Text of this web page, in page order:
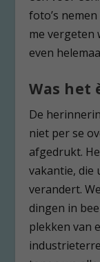
foto’s
me vergeten
even
Was het
De
niet per se
afgedrukt.
vakantie, die
verandert.
dingen in
plekken van